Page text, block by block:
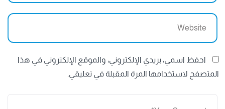
احفظ اسمي، بريدي الإلكتروني، والموقع الإلكتروني في هذا
المتصفح لاستخدامها المرة المقبلة في تعليقي.